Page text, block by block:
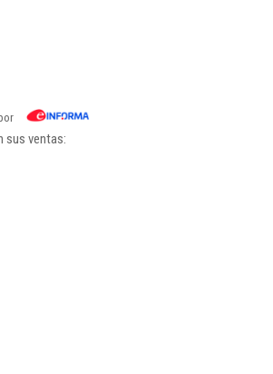
sus ventas: